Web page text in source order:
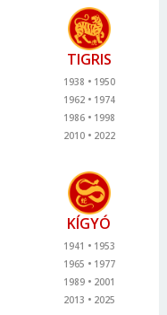
TIGRIS
1938
1950
1962
1974
1986
1998
2010
2022
KÍGYÓ
1941
1953
1965
1977
1989
2001
2013
2025